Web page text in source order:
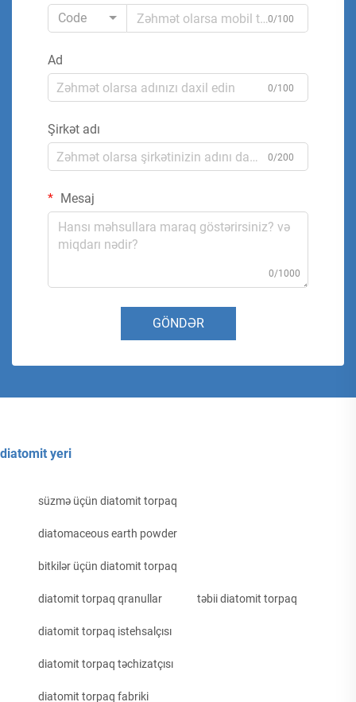
Code
0/100
Ad
0/100
Şirkət adı
0/200
Mesaj
0/1000
GÖNDƏR
diatomit yeri
süzmə üçün diatomit torpaq
diatomaceous earth powder
bitkilər üçün diatomit torpaq
diatomit torpaq qranullar təbii diatomit torpaq
diatomit torpaq istehsalçısı
diatomit torpaq təchizatçısı
diatomit torpaq fabriki